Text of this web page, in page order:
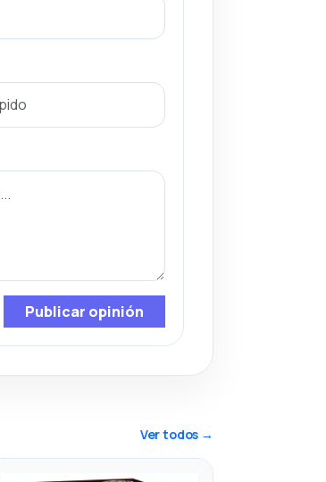
Publicar opinión
Ver todos →